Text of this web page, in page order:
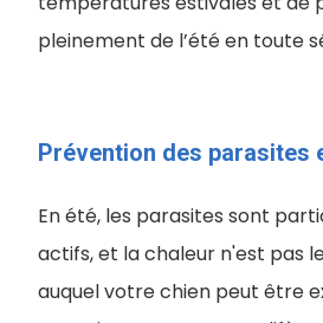
pleinement de l’été en toute
Prévention des parasites
En été, les parasites sont
actifs, et la chaleur n'est pas
auquel votre chien peut être